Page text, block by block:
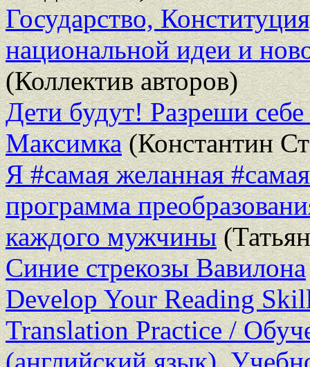
Государство,
национальной идеи и
(Коллектив авторов)
Дети будут! Разреши
Максимка(Константин
Я #самая желанная
программа
каждого мужчины
Синие стрекозы Вавилона
Develop Your Reading
Translation Practice /
(английский язык).